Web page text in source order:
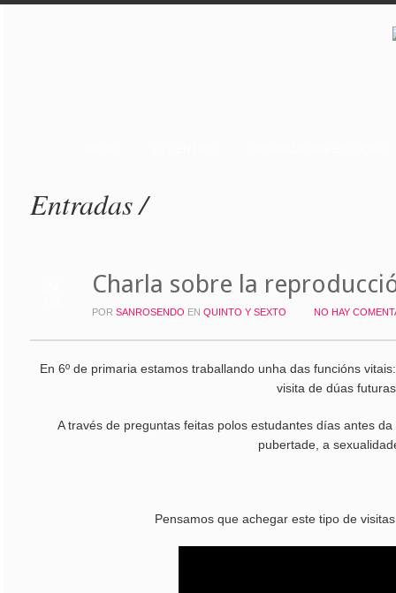
Entradas /
Charla sobre la
POR SANROSENDO EN QUINTO Y SEXTO NO HAY
En 6º de primaria estamos traballando unha das funcións
visita de dúas
A través de preguntas feitas polos estudantes días antes
pubertade, a
Pensamos que achegar este tipo de